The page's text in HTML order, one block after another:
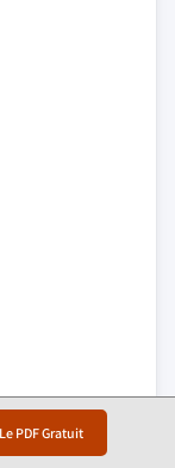
PDF Gratuit